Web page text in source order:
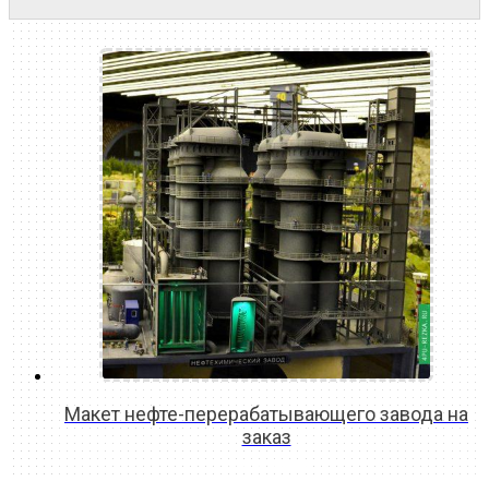
Макет нефте-перерабатывающего завода на
заказ
READ MORE